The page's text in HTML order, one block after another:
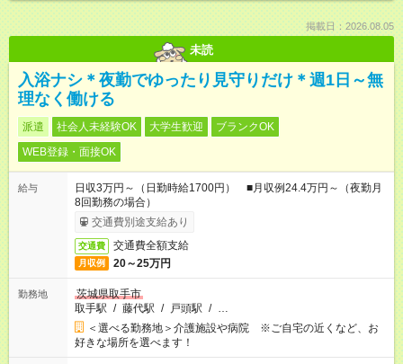
掲載日：2026.08.05
未読
入浴ナシ＊夜勤でゆったり見守りだけ＊週1日～無
理なく働ける
派遣 社会人未経験OK 大学生歓迎
ブランクOK
WEB登録・面接OK
給与
日収3万円～（日勤時給1700円） ■月収例24.4万円～（夜勤月
8回勤務の場合）
交通費別途支給あり
交通費 交通費全額支給
月収例 20～25万円
勤務地
茨城県取手市
取手駅 / 藤代駅 / 戸頭駅 / …
＜選べる勤務地＞介護施設や病院 ※ご自宅の近くなど、お
好きな場所を選べます！